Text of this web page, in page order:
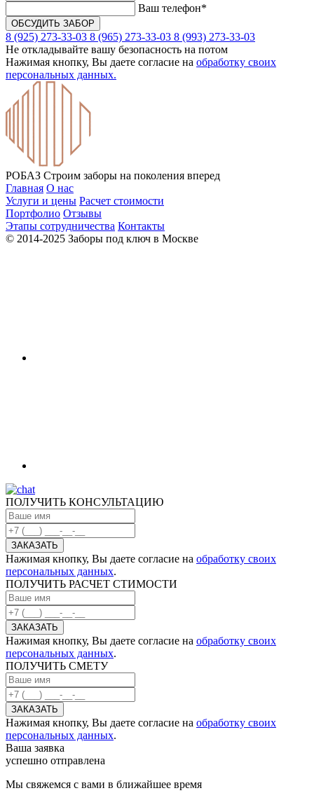
Ваш телефон*
8 (925) 273-33-03 8 (965) 273-33-03 8 (993) 273-33-03
Не откладывайте вашу безопасность на потом
Нажимая кнопку, Вы даете согласие на обработку своих
персональных данных.
РОБАЗ Строим заборы на поколения вперед
Главная О нас
Услуги и цены Расчет стоимости
Портфолио Отзывы
Этапы сотрудничества Контакты
© 2014-2025 Заборы под ключ в Москве
ПОЛУЧИТЬ КОНСУЛЬТАЦИЮ
Нажимая кнопку, Вы даете согласие на обработку своих
персональных данных.
ПОЛУЧИТЬ РАСЧЕТ СТИМОСТИ
Нажимая кнопку, Вы даете согласие на обработку своих
персональных данных.
ПОЛУЧИТЬ СМЕТУ
Нажимая кнопку, Вы даете согласие на обработку своих
персональных данных.
Ваша заявка
успешно отправлена
Мы свяжемся с вами в ближайшее время